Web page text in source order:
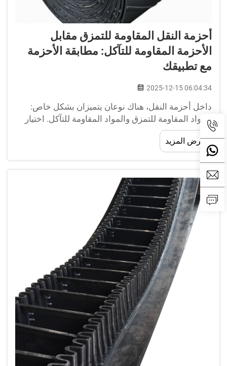
أحزمة النقل المقاومة للتمزق مقابل
الأحزمة المقاومة للتآكل: مطابقة الأحزمة
مع تطبيقك
2025-12-15 06:04:34
داخل أحزمة النقل، هناك نوعان يتميزان بشكل خاص:
المواد المقاومة للتمزق والمواد المقاومة للتآكل. اختيار
الحزام الصحيح أمر بالغ الأهمية؛ فقد يؤثر على كفاءة
أن...
عرض المزيد